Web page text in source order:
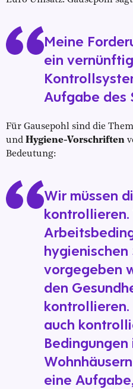
Meine
ein
Aufgabe des
Für Gausepohl sind die
und Hygiene-Vorschriften
Bedeutung:
Wir müssen
kontrollieren.
hygienischen
vorgegeben
den
kontrollieren.
auch
Bedingungen
eine